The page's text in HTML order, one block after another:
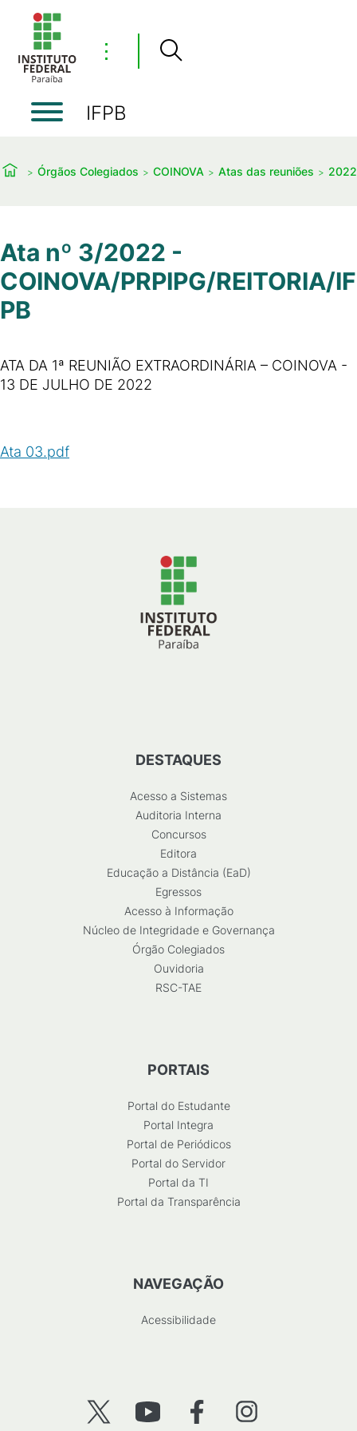
⋮
IFPB
Órgãos Colegiados COINOVA Atas das reuniões 2022
Ata nº 3/2022 -
COINOVA/PRPIPG/REITORIA/IF
PB
ATA DA 1ª REUNIÃO EXTRAORDINÁRIA – COINOVA -
13 DE JULHO DE 2022
Ata 03.pdf
DESTAQUES
Acesso a Sistemas
Auditoria Interna
Concursos
Editora
Educação a Distância (EaD)
Egressos
Acesso à Informação
Núcleo de Integridade e Governança
Órgão Colegiados
Ouvidoria
RSC-TAE
PORTAIS
Portal do Estudante
Portal Integra
Portal de Periódicos
Portal do Servidor
Portal da TI
Portal da Transparência
NAVEGAÇÃO
Acessibilidade